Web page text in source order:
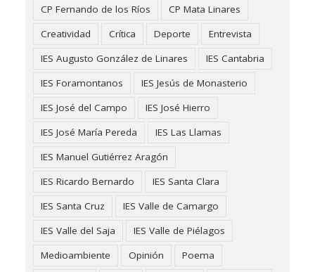
CP Fernando de los Ríos
CP Mata Linares
Creatividad
Crítica Deporte
Entrevista
IES Augusto González de Linares
IES Cantabria
IES Foramontanos
IES Jesús de Monasterio
IES José del Campo
IES José Hierro
IES José María Pereda
IES Las Llamas
IES Manuel Gutiérrez Aragón
IES Ricardo Bernardo
IES Santa Clara
IES Santa Cruz
IES Valle de Camargo
IES Valle del Saja
IES Valle de Piélagos
Medioambiente
Opinión
Poema